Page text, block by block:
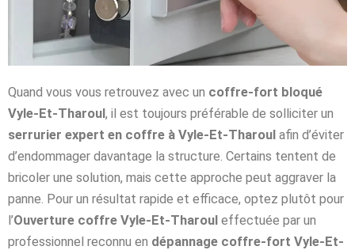
Quand vous vous retrouvez avec un coffre-fort bloqué
Vyle-Et-Tharoul, il est toujours préférable de solliciter un
serrurier expert en coffre à Vyle-Et-Tharoul afin d’éviter
d’endommager davantage la structure. Certains tentent de
bricoler une solution, mais cette approche peut aggraver la
panne. Pour un résultat rapide et efficace, optez plutôt pour
l’Ouverture coffre Vyle-Et-Tharoul effectuée par un
professionnel reconnu en dépannage coffre-fort Vyle-Et-